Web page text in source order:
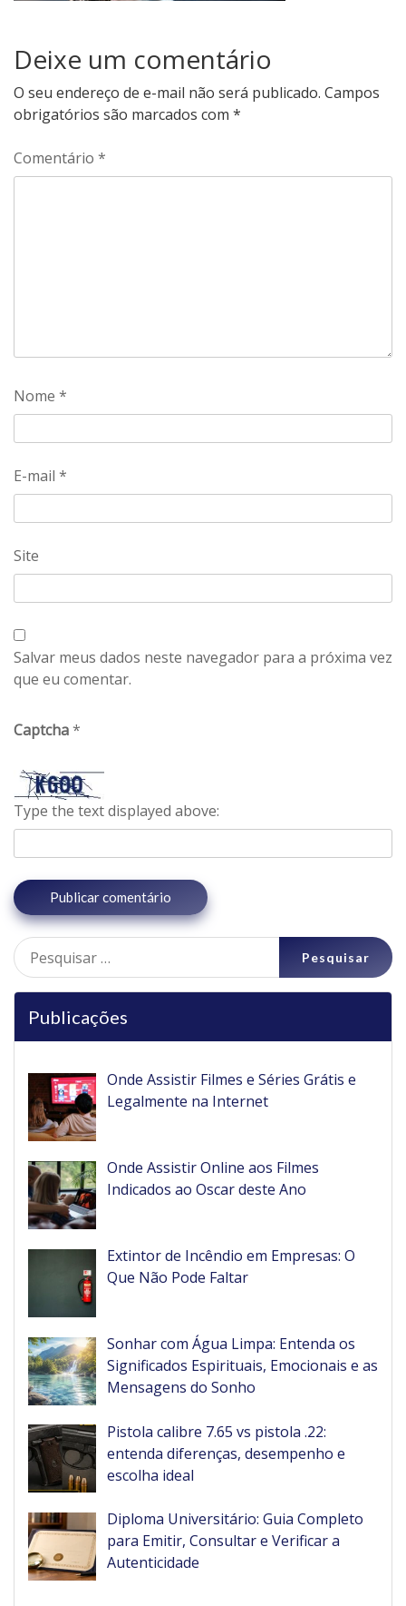
Deixe um comentário
O seu endereço de e-mail não será publicado. Campos
obrigatórios são marcados com *
Comentário *
Nome *
E-mail *
Site
Salvar meus dados neste navegador para a próxima vez
que eu comentar.
Captcha*
Type the text displayed above:
Pesquisar
por:
Publicações
Onde Assistir Filmes e Séries Grátis e
Legalmente na Internet
Onde Assistir Online aos Filmes
Indicados ao Oscar deste Ano
Extintor de Incêndio em Empresas: O
Que Não Pode Faltar
Sonhar com Água Limpa: Entenda os
Significados Espirituais, Emocionais e as
Mensagens do Sonho
Pistola calibre 7.65 vs pistola .22:
entenda diferenças, desempenho e
escolha ideal
Diploma Universitário: Guia Completo
para Emitir, Consultar e Verificar a
Autenticidade